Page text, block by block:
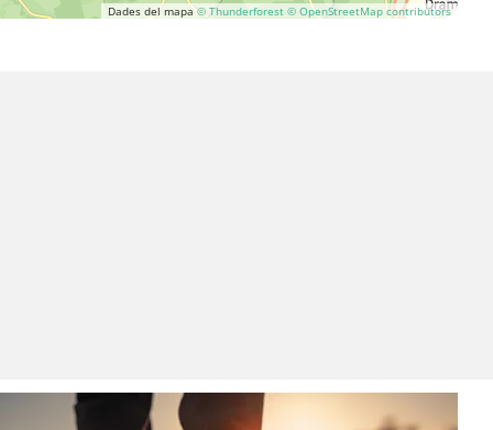
Dades del mapa © Thunderforest © OpenStreetMap contributors